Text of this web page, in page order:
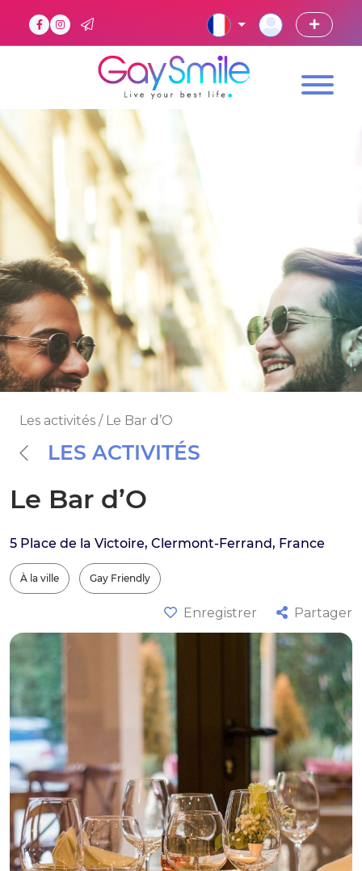
Les activités / Le Bar d’O
LES ACTIVITÉS
Le Bar d’O
5 Place de la Victoire, Clermont-Ferrand, France
À la ville Gay Friendly
Enregistrer Partager